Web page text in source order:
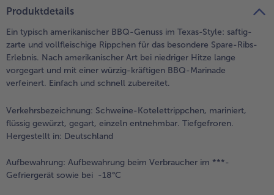
Produktdetails
Ein typisch amerikanischer BBQ-Genuss im Texas-Style: saftig-
zarte und vollfleischige Rippchen für das besondere Spare-Ribs-
Erlebnis. Nach amerikanischer Art bei niedriger Hitze lange
vorgegart und mit einer würzig-kräftigen BBQ-Marinade
verfeinert. Einfach und schnell zubereitet.
Verkehrsbezeichnung: Schweine-Kotelettrippchen, mariniert,
flüssig gewürzt, gegart, einzeln entnehmbar. Tiefgefroren.
Hergestellt in: Deutschland
Aufbewahrung: Aufbewahrung beim Verbraucher im ***-
Gefriergerät sowie bei -18°C